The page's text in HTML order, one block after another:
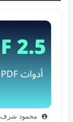
محمود شرف